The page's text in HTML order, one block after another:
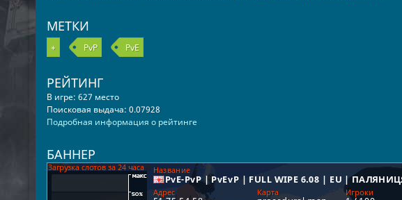
МЕТКИ
+ PvP PvE
РЕЙТИНГ
В игре: 627 место
Поисковая выдача: 0.07928
Подробная информация о рейтинге
БАННЕР